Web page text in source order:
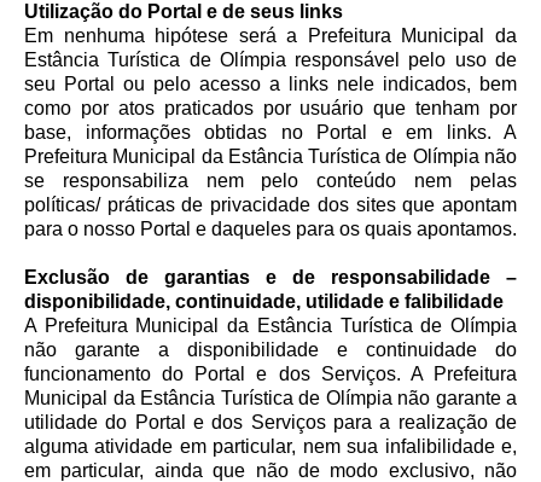
Utilização do Portal e de seus links
Em nenhuma hipótese será a Prefeitura Municipal da
Estância Turística de Olímpia responsável pelo uso de
seu Portal ou pelo acesso a links nele indicados, bem
como por atos praticados por usuário que tenham por
base, informações obtidas no Portal e em links. A
Prefeitura Municipal da Estância Turística de Olímpia não
se responsabiliza nem pelo conteúdo nem pelas
políticas/ práticas de privacidade dos sites que apontam
para o nosso Portal e daqueles para os quais apontamos.
Exclusão de garantias e de responsabilidade –
disponibilidade, continuidade, utilidade e falibilidade
A Prefeitura Municipal da Estância Turística de Olímpia
não garante a disponibilidade e continuidade do
funcionamento do Portal e dos Serviços. A Prefeitura
Municipal da Estância Turística de Olímpia não garante a
utilidade do Portal e dos Serviços para a realização de
alguma atividade em particular, nem sua infalibilidade e,
em particular, ainda que não de modo exclusivo, não